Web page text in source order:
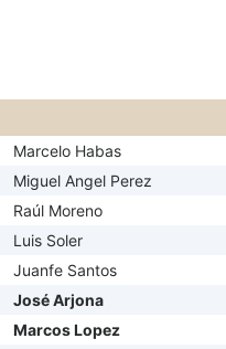
Marcelo Habas
Miguel Angel Perez
Raúl Moreno
Luis Soler
Juanfe Santos
José Arjona
Marcos Lopez